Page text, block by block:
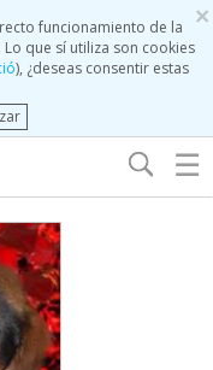
×
funcionamiento de la
que sí utiliza son cookies
), ¿deseas consentir estas
☰